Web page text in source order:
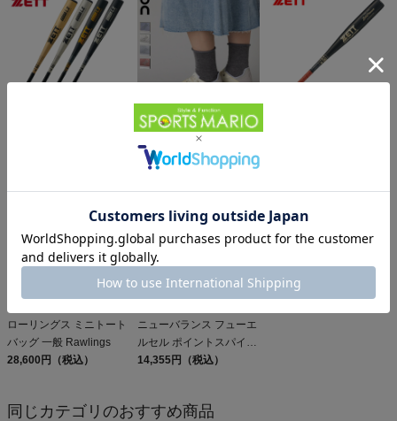
オ ZETT GODA LZ 82cm
83cm 84cm
オン クラウド コースト 6
On Cloud Coast
20,900円（税込）
ZETT 84cm ZettPower
2026ss
ローリングス ミニトート
バッグ 一般 Rawlings
28,600円（税込）
ニューバランス フューエ
ルセル ポイントスパイク
一般 NEW BALANCE
14,355円（税込）
同じカテゴリのおすすめ商品